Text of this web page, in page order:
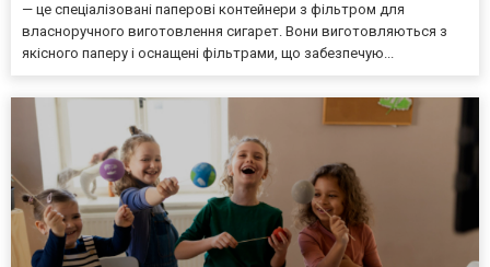
— це спеціалізовані паперові контейнери з фільтром для
власноручного виготовлення сигарет. Вони виготовляються з
якісного паперу і оснащені фільтрами, що забезпечую...